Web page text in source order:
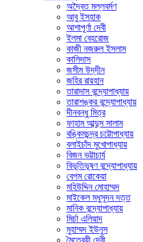
অদ্বৈত মল্লবর্মণ
আবু ইসহাক
আশাপূর্ণা দেবী
ইলমা বেহরোজ
কাজী নজরুল ইসলাম
কালিদাস
জসীম উদ্‌দীন
জহির রায়হান
তারাদাস বন্দ্যোপাধ্যায়
তারাশঙ্কর বন্দ্যোপাধ্যায়
দীনবন্ধু মিত্র
ফাহাম আব্দুস সালাম
বঙ্কিমচন্দ্র চট্টোপাধ্যায়
বলাইচাঁদ মুখোপাধ্যায়
বিজন ভট্টাচার্য
বিভূতিভূষণ বন্দ্যোপাধ্যায়
বেগম রোকেয়া
মহিউদ্দিন মোহাম্মদ
মাইকেল মধুসূদন দত্ত
মানিক বন্দ্যোপাধ্যায়
মির্চা এলিয়াদ
মুহাম্মদ ইউনুস
মৈত্রেয়ী দেবী